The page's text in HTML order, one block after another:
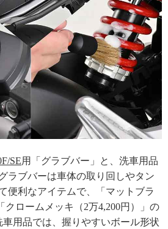
SE用「グラブバー」と、洗車用品
ラブバーは車体の取り回しやタン
便利なアイテムで、「マットブラ
クロームメッキ（2万4,200円）」の
用品では、握りやすいボール形状